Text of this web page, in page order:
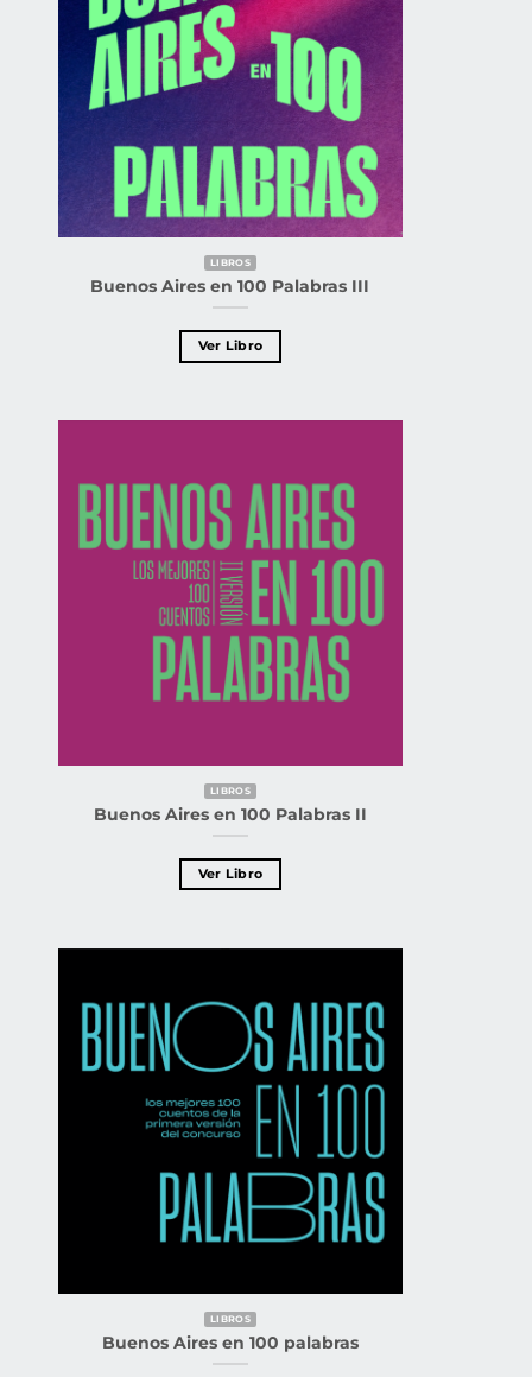
LIBROS
Buenos Aires en 100 Palabras III
Ver Libro
LIBROS
Buenos Aires en 100 Palabras II
Ver Libro
LIBROS
Buenos Aires en 100 palabras